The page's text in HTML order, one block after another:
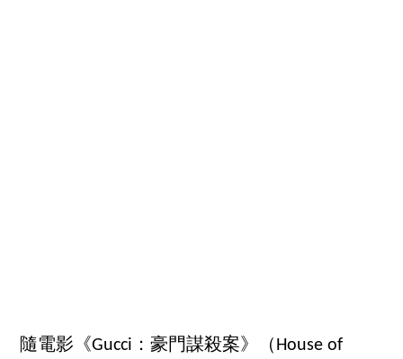
隨電影《Gucci：豪門謀殺案》（House of